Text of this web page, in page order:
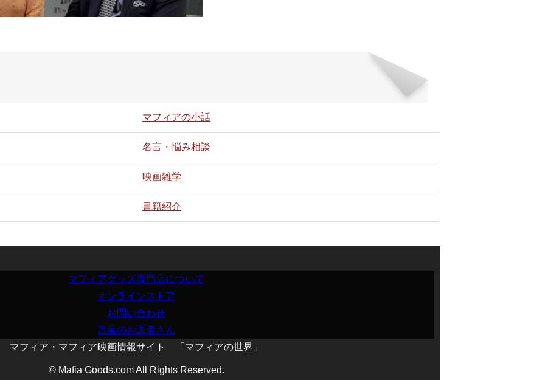
マフィアの小話
名言・悩み相談
映画雑学
書籍紹介
マフィアグッズ専門店について
オンラインストア
お問い合わせ
言葉のお医者さん
マフィア・マフィア映画情報サイト 「マフィアの世界」
© Mafia Goods.com All Rights Reserved.